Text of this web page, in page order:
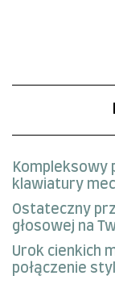
Kompleksowy
klawiatury
Ostateczny
głosowej na
Urok cienkich
połączenie